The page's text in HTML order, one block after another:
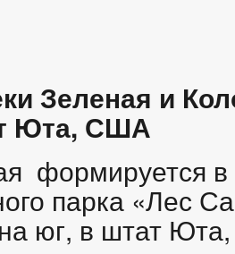
Зеленая и
Юта, США
формируется
парка «Лес
юг, в штат Юта,